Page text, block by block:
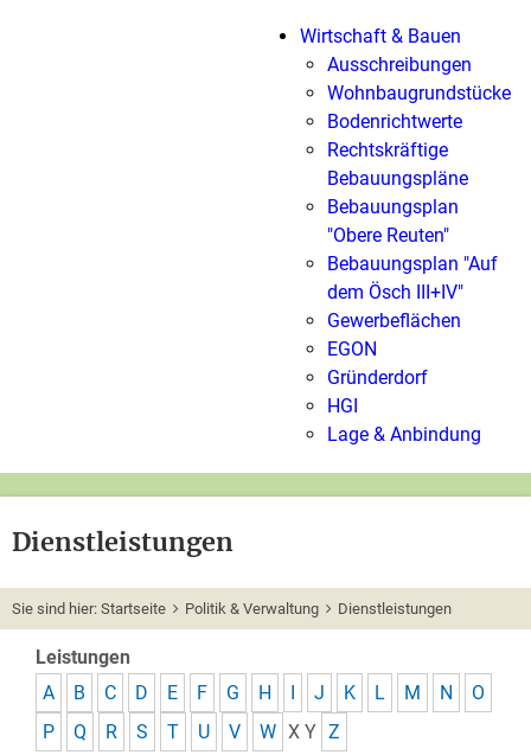
Wirtschaft & Bauen
Ausschreibungen
Wohnbaugrundstücke
Bodenrichtwerte
Rechtskräftige
Bebauungspläne
Bebauungsplan
"Obere Reuten"
Bebauungsplan "Auf
dem Ösch III+IV"
Gewerbeflächen
EGON
Gründerdorf
HGI
Lage & Anbindung
Dienstleistungen
Sie sind hier: Startseite Politik & Verwaltung Dienstleistungen
Leistungen
A
B C D E F G H I J K L M N
O
P
Q R S T U V W X Y Z